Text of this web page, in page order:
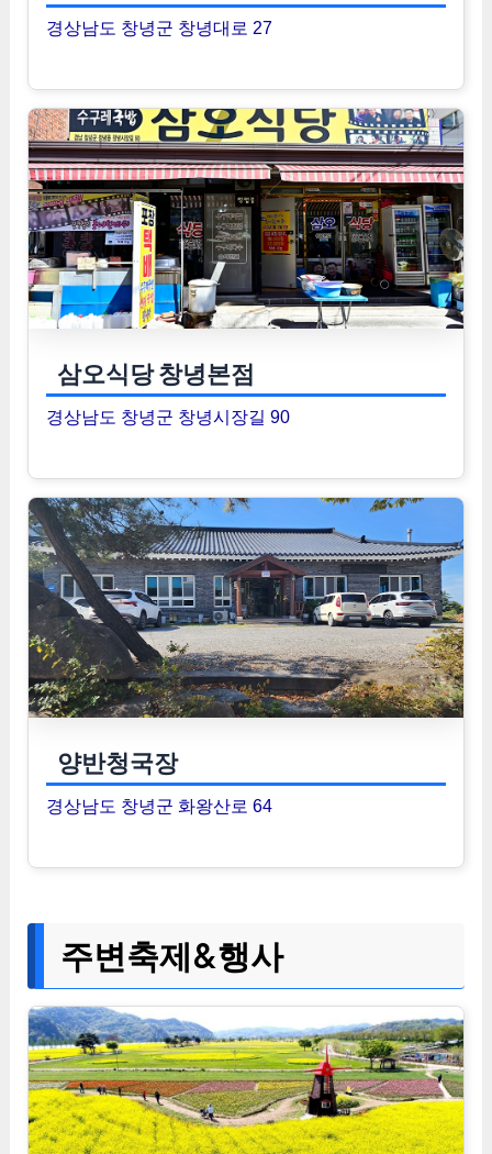
경상남도 창녕군 창녕대로 27
삼오식당 창녕본점
경상남도 창녕군 창녕시장길 90
양반청국장
경상남도 창녕군 화왕산로 64
주변축제&행사